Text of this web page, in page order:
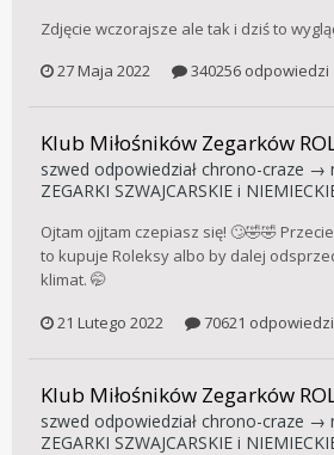
Zdjęcie wczorajsze ale tak i dziś to
27 Maja 2022
340256 odpowiedzi
Klub Miłośników Zegarków
szwed odpowiedział chrono-craze →
ZEGARKI SZWAJCARSKIE i
Ojtam ojjtam czepiasz się! 🙄🤣🤣
to kupuje Roleksy albo by dalej
klimat. 🤭
21 Lutego 2022
70621 odpowiedzi
Klub Miłośników Zegarków
szwed odpowiedział chrono-craze →
ZEGARKI SZWAJCARSKIE i